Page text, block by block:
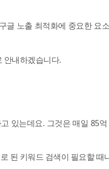
글 노출 최적화에 중요한 요
안내하겠습니다.
있는데요. 그것은 매일 85
된 키워드 검색이 필요할 때